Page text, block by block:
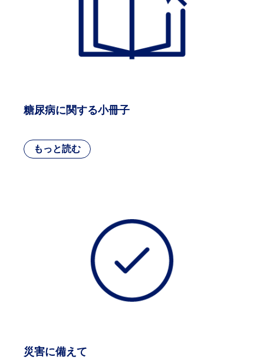
糖尿病に関する小冊子
災害に備えて